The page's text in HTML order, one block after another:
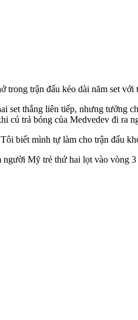
trong trận đấu kéo dài năm set
set thắng liên tiếp, nhưng tưởng
cú trả bóng của Medvedev đi ra
biết mình tự làm cho trận đấu
Mỹ trẻ thứ hai lọt vào vòng